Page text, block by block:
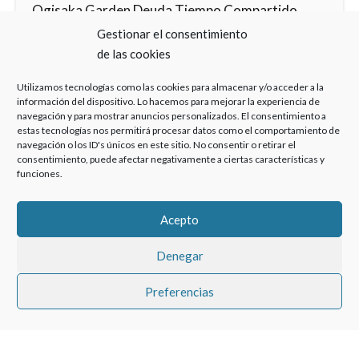
Gestionar el consentimiento
de las cookies
Utilizamos tecnologías como las cookies para almacenar y/o acceder a la
información del dispositivo. Lo hacemos para mejorar la experiencia de
navegación y para mostrar anuncios personalizados. El consentimiento a
estas tecnologías nos permitirá procesar datos como el comportamiento de
navegación o los ID's únicos en este sitio. No consentir o retirar el
consentimiento, puede afectar negativamente a ciertas características y
funciones.
Acepto
Denegar
Preferencias
Ogisaka Garden Deuda Tiempo Compartido
Abogado Especializado
Haz clic para aceptar cookies de marketing y